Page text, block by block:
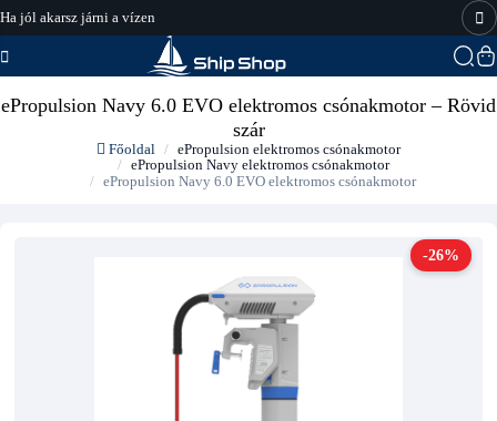
Ha jól akarsz járni a vízen
hajo-felszereles.hu
ePropulsion Navy 6.0 EVO elektromos csónakmotor – Rövid
szár
Főoldal
ePropulsion elektromos csónakmotor
ePropulsion Navy elektromos csónakmotor
ePropulsion Navy 6.0 EVO elektromos csónakmotor
-26%